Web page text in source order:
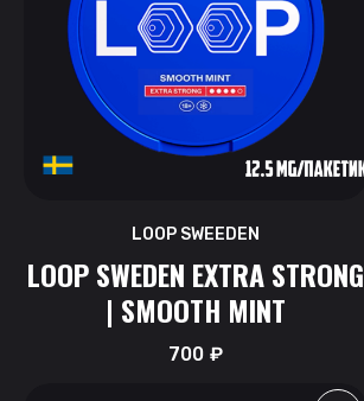
LOOP SWEEDEN
LOOP SWEDEN EXTRA STRONG
| SMOOTH MINT
700₽